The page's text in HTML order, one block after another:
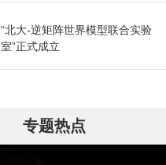
“北大-逆矩阵世界模型联合实验
室”正式成立
专题热点